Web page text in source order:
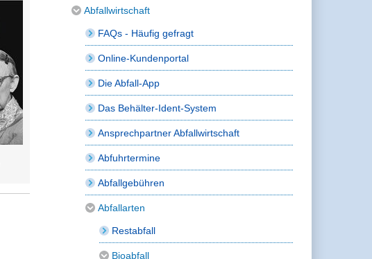
Abfallwirtschaft
FAQs - Häufig gefragt
Online-Kundenportal
Die Abfall-App
Das Behälter-Ident-System
Ansprechpartner Abfallwirtschaft
Abfuhrtermine
Abfallgebühren
Abfallarten
Restabfall
Bioabfall